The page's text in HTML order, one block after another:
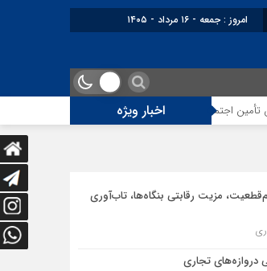
برابر با : Friday - 7 August - 2026
اخبار ویژه
توقف‌های مرزی، هزینه‌های پنهان و ضعف مدیریت؛ زنگ
مزیت رقابتی بنگاه‌ها، تاب‌آوری
دروازه‌های تجاری